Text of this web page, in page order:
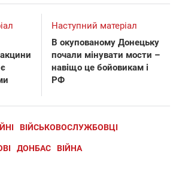
Наступний матеріал
В окупованому Донецьку
почали мінувати мости –
навіщо це бойовикам і
РФ
ВІЙСЬКОВОСЛУЖБОВЦІ
ДОНБАС ВІЙНА